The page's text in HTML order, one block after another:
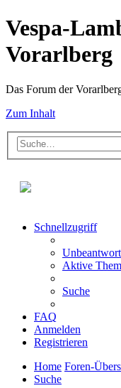
Vespa-
Vorarlberg
Das Forum der
Zum Inhalt
Schnellzugriff
Aktive
Suche
FAQ
Anmelden
Registrieren
Home Foren-
Suche